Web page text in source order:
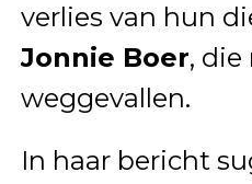
verlies van hun
Jonnie Boer, die
weggevallen.
In haar bericht